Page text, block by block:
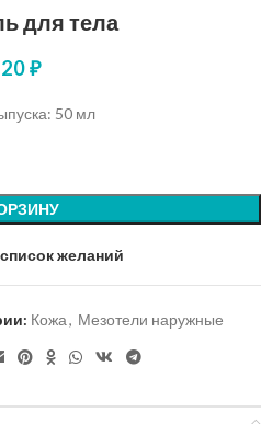
для тела
₽
50 мл
желаний
Кожа, Мезотели наружные